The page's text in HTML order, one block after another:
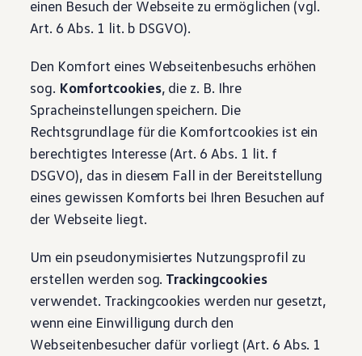
einen Besuch der Webseite zu ermöglichen (vgl.
Art. 6 Abs. 1 lit. b DSGVO).
Den Komfort eines Webseitenbesuchs erhöhen
sog. Komfortcookies, die z. B. Ihre
Spracheinstellungen speichern. Die
Rechtsgrundlage für die Komfortcookies ist ein
berechtigtes Interesse (Art. 6 Abs. 1 lit. f
DSGVO), das in diesem Fall in der Bereitstellung
eines gewissen Komforts bei Ihren Besuchen auf
der Webseite liegt.
Um ein pseudonymisiertes Nutzungsprofil zu
erstellen werden sog. Trackingcookies
verwendet. Trackingcookies werden nur gesetzt,
wenn eine Einwilligung durch den
Webseitenbesucher dafür vorliegt (Art. 6 Abs. 1